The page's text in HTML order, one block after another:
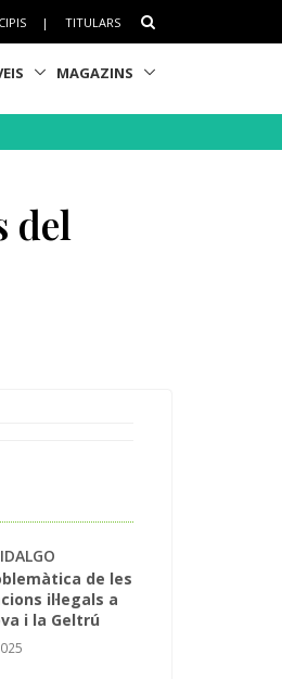
| TITULARS
MAGAZINS
del
de les
il·legals a
i la Geltrú